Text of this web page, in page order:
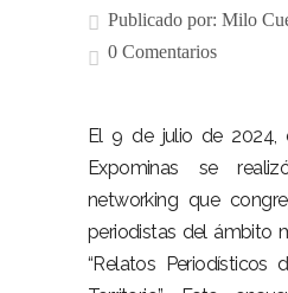
Publicado por: Milo
0 Comentarios
El 9 de julio de 2024,
Expominas se
networking que
periodistas del ámbito
“Relatos Periodísticos